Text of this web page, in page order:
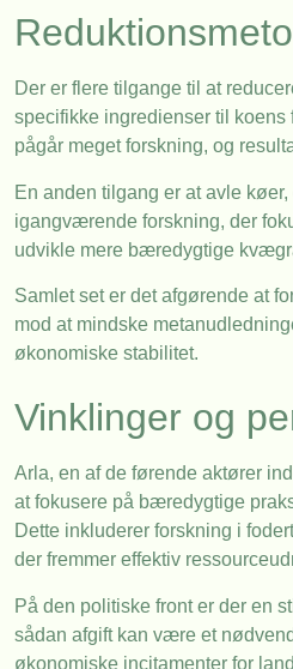
Der er flere tilgange til at
specifikke ingredienser til koens
pågår meget forskning, og
En anden tilgang er at avle
igangværende forskning, der
udvikle mere bæredygtige
Samlet set er det afgørende at
mod at mindske
økonomiske stabilitet.
Vinklinger og
Arla, en af de førende aktører
at fokusere på bæredygtige
Dette inkluderer forskning i
der fremmer effektiv
På den politiske front er der en
sådan afgift kan være et
økonomiske incitamenter for